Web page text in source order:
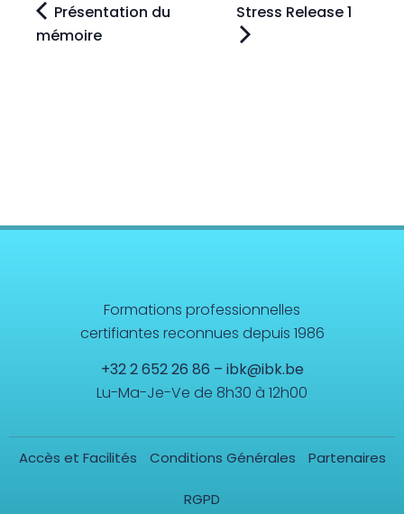
Présentation du
mémoire
Stress Release 1
Formations professionnelles
certifiantes reconnues depuis 1986
+32 2 652 26 86 – ibk@ibk.be
Lu-Ma-Je-Ve de 8h30 à 12h00
Accès et Facilités Conditions Générales Partenaires
RGPD